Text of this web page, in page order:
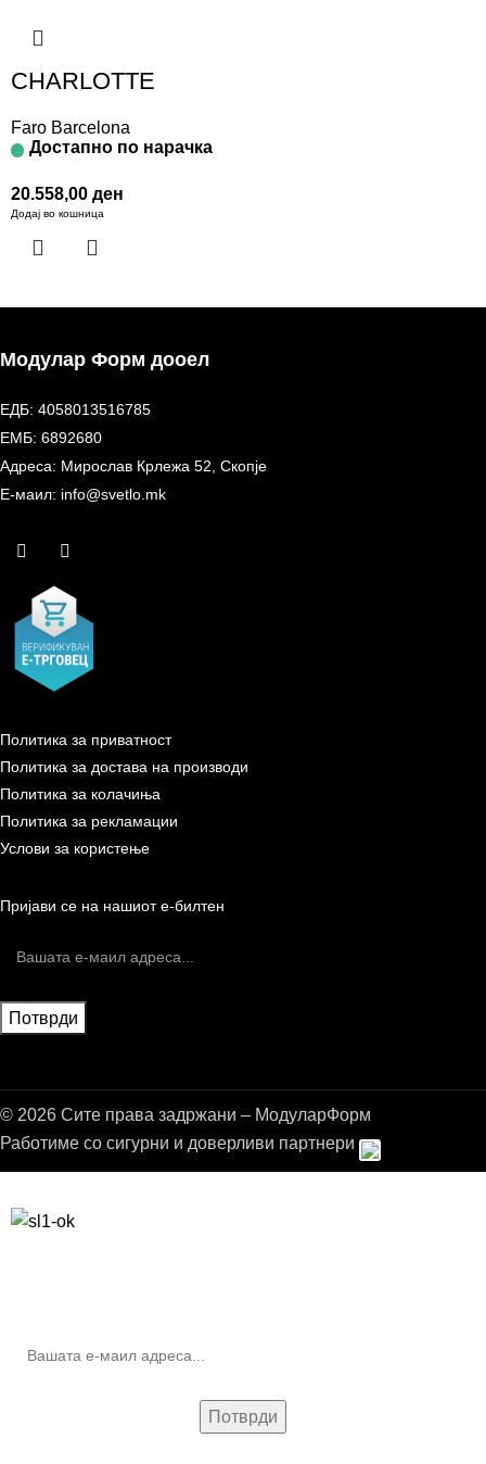
CHARLOTTE
Faro Barcelona
Достапно по нарачка
20.558,00 ден
Додај во кошница
Модулар Форм дооел
ЕДБ: 4058013516785
ЕМБ: 6892680
Адреса: Мирослав Крлежа 52, Скопје
Е-маил: info@svetlo.mk
Политика за приватност
Политика за достава на производи
Политика за колачиња
Политика за рекламации
Услови за користење
Пријави се на нашиот е-билтен
© 2026 Сите права задржани – МодуларФорм
Работиме со сигурни и доверливи партнери